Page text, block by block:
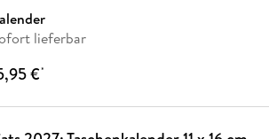
lieferbar
€*